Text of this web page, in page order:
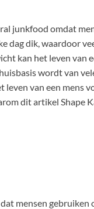
junkfood omdat
dag dik, waardoor
kan het leven van
wordt van
van een mens
dit artikel Shape
mensen gebruiken